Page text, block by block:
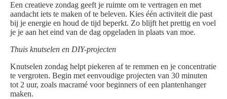
Een creatieve zondag geeft je ruimte om te vertragen en met
aandacht iets te maken of te beleven. Kies één activiteit die past
bij je energie en houd de tijd beperkt. Zo blijft het prettig en voel
je je aan het eind van de dag opgeladen in plaats van moe.
Thuis knutselen en DIY-projecten
Knutselen zondag helpt piekeren af te remmen en je concentratie
te vergroten. Begin met eenvoudige projecten van 30 minuten
tot 2 uur, zoals macramé voor beginners of een plantenhanger
maken.